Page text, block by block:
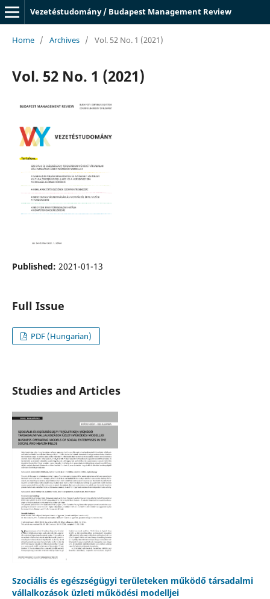
Vezetéstudomány / Budapest Management Review
Home / Archives / Vol. 52 No. 1 (2021)
Vol. 52 No. 1 (2021)
Published: 2021-01-13
Full Issue
PDF (Hungarian)
Studies and Articles
Szociális és egészségügyi területeken működő társadalmi
vállalkozások üzleti működési modelljei